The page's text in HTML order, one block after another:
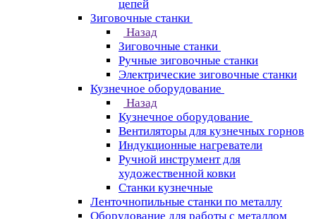
цепей
Зиговочные станки
Назад
Зиговочные станки
Ручные зиговочные станки
Электрические зиговочные станки
Кузнечное оборудование
Назад
Кузнечное оборудование
Вентиляторы для кузнечных горнов
Индукционные нагреватели
Ручной инструмент для
художественной ковки
Станки кузнечные
Ленточнопильные станки по металлу
Оборудование для работы с металлом